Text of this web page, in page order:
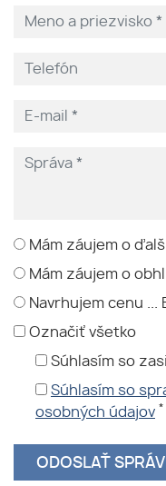
Mám záujem o
Mám záujem o
Navrhujem cenu ...
Označiť všetko
Súhlasím so
Súhlasím so
osobných údajov *